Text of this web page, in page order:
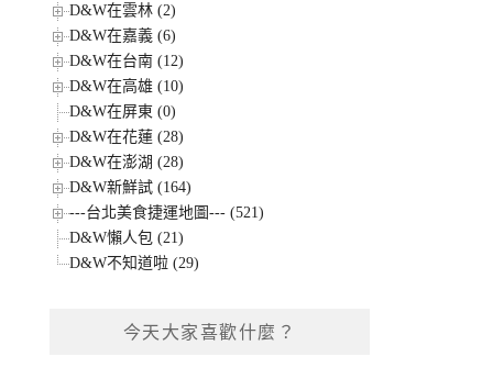
D&W在雲林 (2)
D&W在嘉義 (6)
D&W在台南 (12)
D&W在高雄 (10)
D&W在屏東 (0)
D&W在花蓮 (28)
D&W在澎湖 (28)
D&W新鮮試 (164)
---台北美食捷運地圖--- (521)
D&W懶人包 (21)
D&W不知道啦 (29)
今天大家喜歡什麼？